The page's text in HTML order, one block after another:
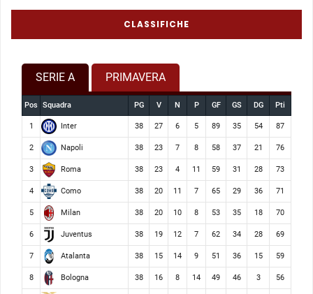
CLASSIFICHE
SERIE A PRIMAVERA
Pos Squadra PG V N P GF GS DG Pti
1 Inter 38 27 6 5 89 35 54 87
2 Napoli 38 23 7 8 58 37 21 76
3 Roma 38 23 4 11 59 31 28 73
4 Como 38 20 11 7 65 29 36 71
5 Milan 38 20 10 8 53 35 18 70
6 Juventus 38 19 12 7 62 34 28 69
7 Atalanta 38 15 14 9 51 36 15 59
8 Bologna 38 16 8 14 49 46 3 56